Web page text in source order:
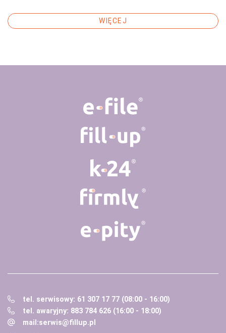
WIĘCEJ
tel. serwisowy: 61 307 17 77 (08:00 - 16:00)
tel. awaryjny: 883 784 626 (16:00 - 18:00)
mail:serwis@fillup.pl